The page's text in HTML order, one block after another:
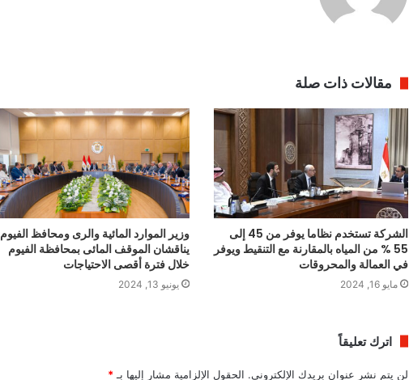
مقالات ذات صلة
الشركة تستخدم نظاما يوفر من 45 إلى
55 % من المياه بالمقارنة مع التنقيط ويوفر
في العمالة والمحروقات
مايو 16, 2024
وزير الموارد المائية والرى ومحافظ الفيوم
يناقشان الموقف المائى بمحافظة الفيوم
خلال فترة أقصى الاحتياجات
يونيو 13, 2024
اترك تعليقاً
لن يتم نشر عنوان بريدك الإلكتروني. الحقول الإلزامية مشار إليها بـ *